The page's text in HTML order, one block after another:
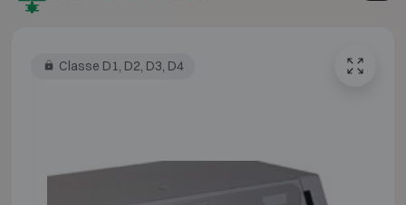
Classe D1, D2, D3, D4